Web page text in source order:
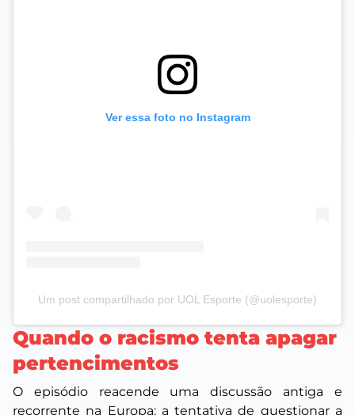
Ver essa foto no Instagram
Um post compartilhado por UOL Esporte (@uolesporte)
Quando o racismo tenta apagar
pertencimentos
O episódio reacende uma discussão antiga e
recorrente na Europa: a tentativa de questionar a